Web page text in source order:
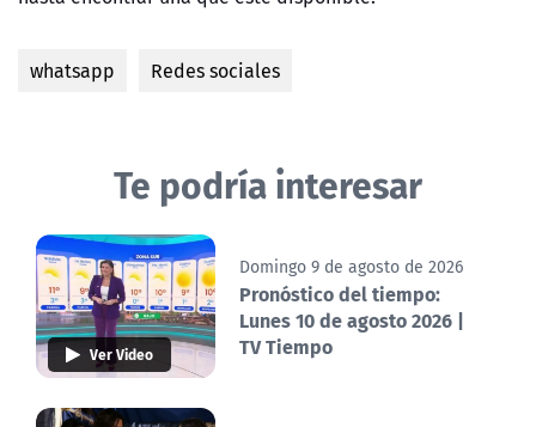
whatsapp Redes sociales
Te podría interesar
Ver Video
Domingo 9 de agosto de 2026
Pronóstico del tiempo:
Lunes 10 de agosto 2026 |
TV Tiempo